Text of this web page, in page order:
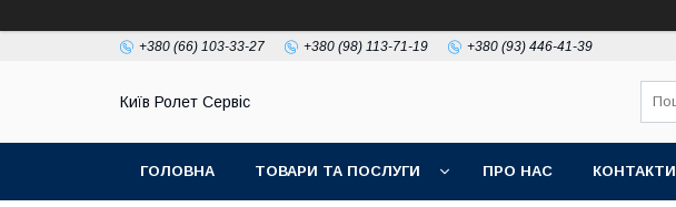
+380 (66) 103-33-27 +380 (98) 113-71-19 +380 (93) 446-41-39
Київ Ролет Сервіс
ГОЛОВНА ТОВАРИ ТА ПОСЛУГИ ПРО НАС КОНТАКТИ